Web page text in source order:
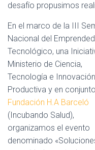
desafío propusimos
En el marco de la III
Nacional del
Tecnológico, una
Ministerio de Ciencia,
Tecnología e Innovación
Productiva y en
Fundación H.A Barceló
(Incubando Salud),
organizamos el evento
denominado